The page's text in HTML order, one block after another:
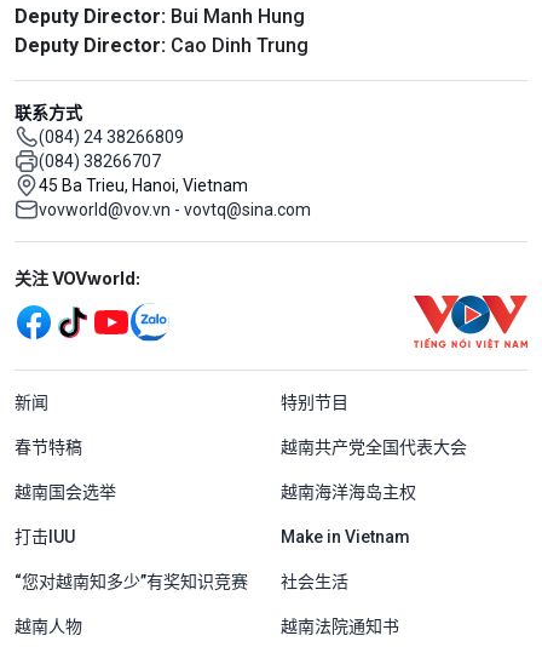
Deputy Director: Bui Manh Hung
Deputy Director: Cao Dinh Trung
联系方式
(084) 24 38266809
(084) 38266707
45 Ba Trieu, Hanoi, Vietnam
vovworld@vov.vn - vovtq@sina.com
Mạng xã hội
关注 VOVworld:
Menu footer tiếng Trung Quốc
新闻 特别节目
春节特稿 越南共产党全国代表大会
越南国会选举 越南海洋海岛主权
打击IUU Make in Vietnam
“您对越南知多少”有奖知识竞赛 社会生活
越南人物 越南法院通知书